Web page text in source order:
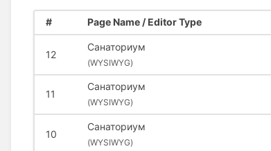
# Page Name / Editor Type
12
Санаториум
(WYSIWYG)
11
Санаториум
(WYSIWYG)
10
Санаториум
(WYSIWYG)